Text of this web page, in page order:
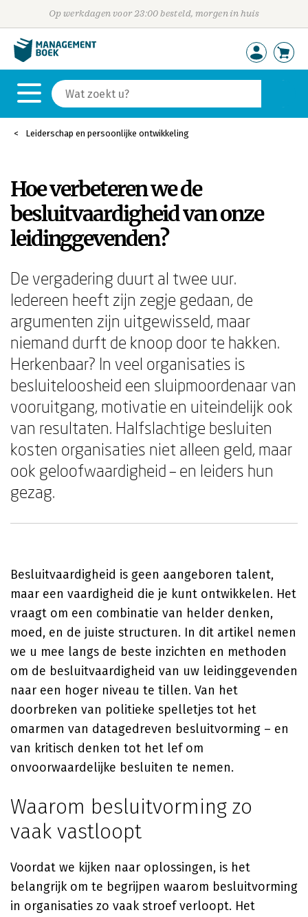
Op werkdagen voor 23:00 besteld, morgen in huis
Leiderschap en persoonlijke ontwikkeling
Hoe verbeteren we de
besluitvaardigheid van onze
leidinggevenden?
De vergadering duurt al twee uur.
Iedereen heeft zijn zegje gedaan, de
argumenten zijn uitgewisseld, maar
niemand durft de knoop door te hakken.
Herkenbaar? In veel organisaties is
besluiteloosheid een sluipmoordenaar van
vooruitgang, motivatie en uiteindelijk ook
van resultaten. Halfslachtige besluiten
kosten organisaties niet alleen geld, maar
ook geloofwaardigheid – en leiders hun
gezag.
Besluitvaardigheid is geen aangeboren talent,
maar een vaardigheid die je kunt ontwikkelen. Het
vraagt om een combinatie van helder denken,
moed, en de juiste structuren. In dit artikel nemen
we u mee langs de beste inzichten en methoden
om de besluitvaardigheid van uw leidinggevenden
naar een hoger niveau te tillen. Van het
doorbreken van politieke spelletjes tot het
omarmen van datagedreven besluitvorming – en
van kritisch denken tot het lef om
onvoorwaardelijke besluiten te nemen.
Waarom besluitvorming zo
vaak vastloopt
Voordat we kijken naar oplossingen, is het
belangrijk om te begrijpen waarom besluitvorming
in organisaties zo vaak stroef verloopt. Het